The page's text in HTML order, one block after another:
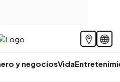
y negociosVida